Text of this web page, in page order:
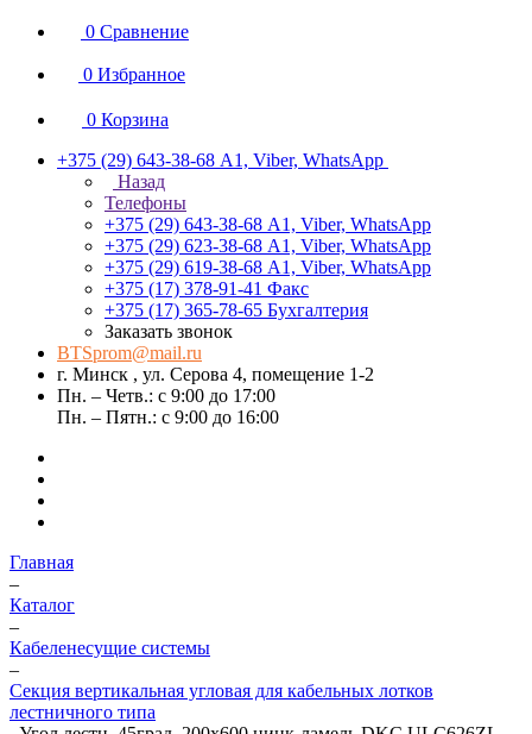
0 Сравнение
0 Избранное
0 Корзина
+375 (29) 643-38-68 А1, Viber, WhatsApp
Назад
Телефоны
+375 (29) 643-38-68 А1, Viber, WhatsApp
+375 (29) 623-38-68 А1, Viber, WhatsApp
+375 (29) 619-38-68 А1, Viber, WhatsApp
+375 (17) 378-91-41 Факс
+375 (17) 365-78-65 Бухгалтерия
Заказать звонок
BTSprom@mail.ru
г. Минск , ул. Серова 4, помещение 1-2
Пн. – Четв.: с 9:00 до 17:00
Пн. – Пятн.: с 9:00 до 16:00
Главная
–
Каталог
–
Кабеленесущие системы
–
Секция вертикальная угловая для кабельных лотков
лестничного типа